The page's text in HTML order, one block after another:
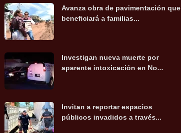
Avanza obra de pavimentación que
beneficiará a familias...
Investigan nueva muerte por
aparente intoxicación en No...
Invitan a reportar espacios
públicos invadidos a través...